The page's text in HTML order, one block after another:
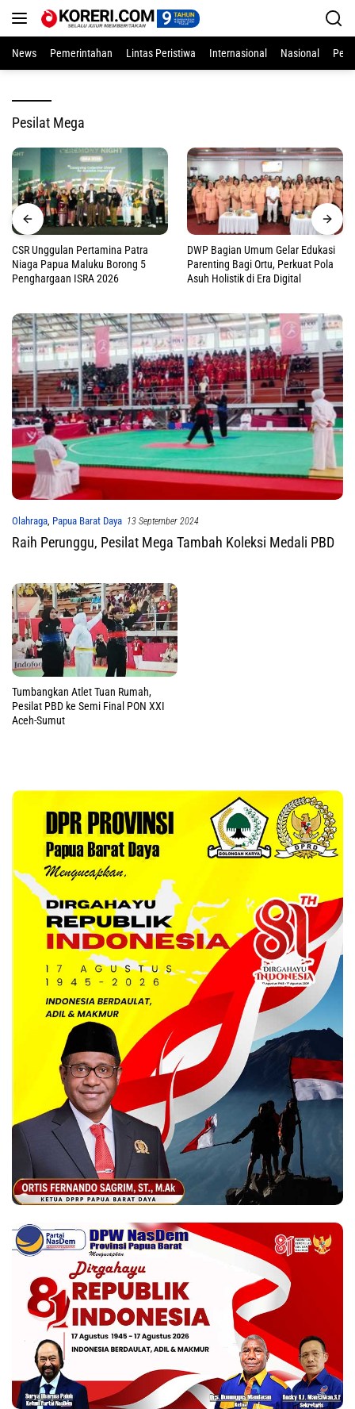
News
Pemerintahan Lintas Peristiwa Internasional Nasional
Pesilat Mega
CSR Unggulan Pertamina Patra
Niaga Papua Maluku Borong 5
Penghargaan ISRA 2026
DWP Bagian Umum Gelar Edukasi
Parenting Bagi Ortu, Perkuat Pola
Asuh Holistik di Era Digital
Olahraga, Papua Barat Daya 13 September 2024
Raih Perunggu, Pesilat Mega Tambah Koleksi Medali PBD
Tumbangkan Atlet Tuan Rumah,
Pesilat PBD ke Semi Final PON XXI
Aceh-Sumut